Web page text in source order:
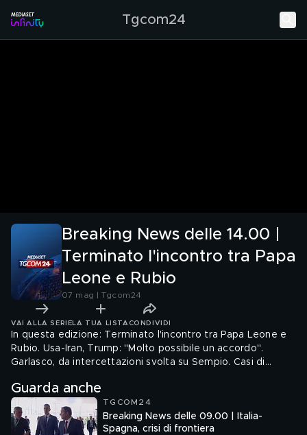
Tgcom24
Breaking News delle 14.00 |
Terminato l'incontro tra Papa
Leone e Rubio
07 mag | Tgcom24
VAI ALLA SERIE LA TUA LISTA CONDIVIDI
In questa edizione: Terminato l'incontro tra Papa Leone e
Rubio. Usa-Iran, Trump: "Molto possibile un accordo".
Garlasco, da intercettazioni svolta su Sempio. Casi di
trovato possibile movente. Champions League, seconda
finale per il PSG.
Guarda anche
TGCOM24
Breaking News delle 09.00 | Italia-
Spagna, crisi di frontiera